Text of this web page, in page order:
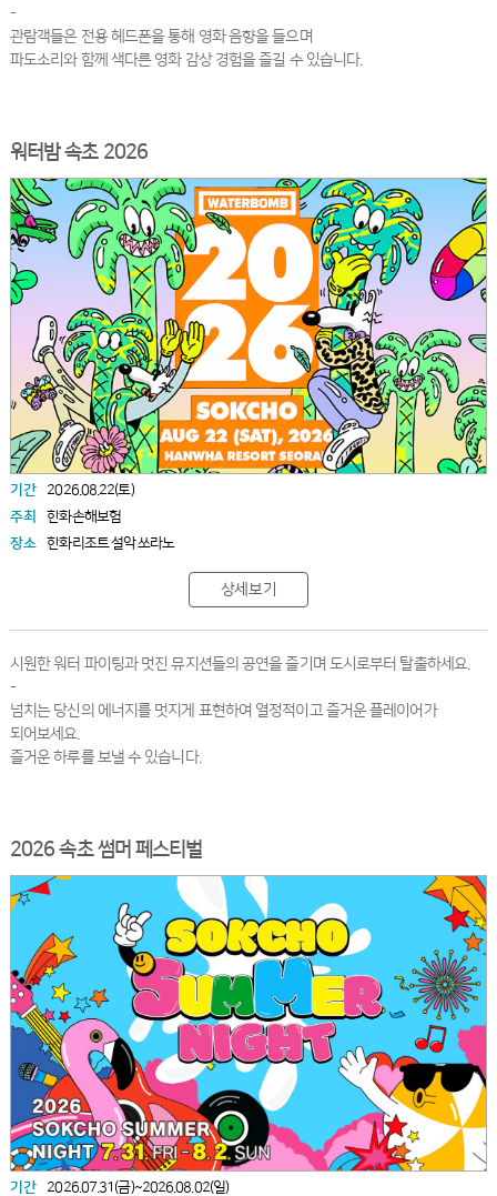
-
관람객들은 전용 헤드폰을 통해 영화 음향을 들으며
파도소리와 함께 색다른 영화 감상 경험을 즐길 수 있습니다.
워터밤 속초 2026
기간
2026.08.22(토)
주최
한화손해보험
장소
한화리조트 설악 쏘라노
상세보기
시원한 워터 파이팅과 멋진 뮤지션들의 공연을 즐기며 도시로부터 탈출하세요.
-
넘치는 당신의 에너지를 멋지게 표현하여 열정적이고 즐거운 플레이어가
되어보세요.
즐거운 하루를 보낼 수 있습니다.
2026 속초 썸머 페스티벌
기간 2026.07.31(금)~2026.08.02(일)